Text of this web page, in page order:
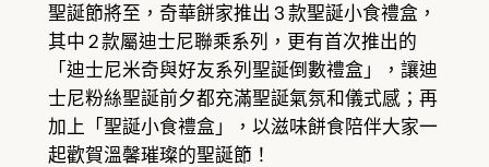
聖誕節將至，奇華餅家推出 3 款聖誕小食禮盒，
其中 2 款屬迪士尼聯乘系列，更有首次推出的
「迪士尼米奇與好友系列聖誕倒數禮盒」，讓迪
士尼粉絲聖誕前夕都充滿聖誕氣氛和儀式感；再
加上「聖誕小食禮盒」，以滋味餅食陪伴大家一
起歡賀溫馨璀璨的聖誕節！